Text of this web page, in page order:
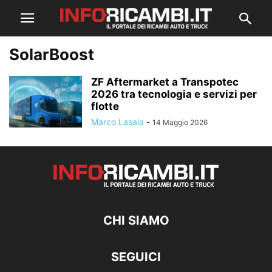
SolarBoost
ZF Aftermarket a Transpotec
2026 tra tecnologia e servizi per
flotte
Marco Lasala - 14 Maggio 2026
CHI SIAMO
SEGUICI